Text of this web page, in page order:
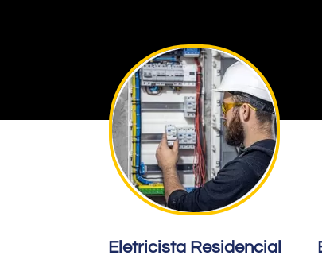
Eletricista Residencial